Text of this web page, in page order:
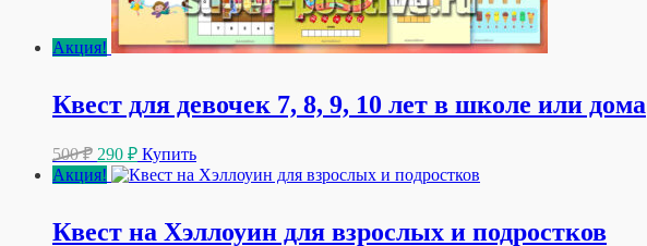
Акция!
Квест для девочек 7, 8, 9, 10 лет в школе или дома
500₽ Первоначальная
цена
составляла
290 ₽Текущая
цена:
Купить
Акция!
Квест на Хэллоуин для взрослых и подростков